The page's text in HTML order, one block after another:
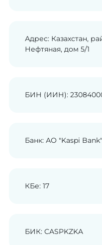
Адрес: Казахстан,
Нефтяная, дом 5/1
БИН (ИИН):
Банк: АО "Kaspi Bank"
КБе: 17
БИК: CASPKZKA